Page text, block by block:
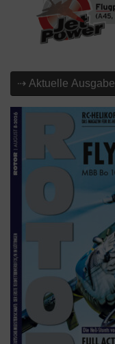
⇢ Aktuelle Ausgabe